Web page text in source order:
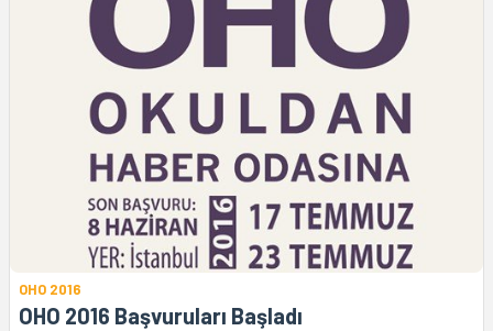
OHO 2016
OHO 2016 Başvuruları Başladı